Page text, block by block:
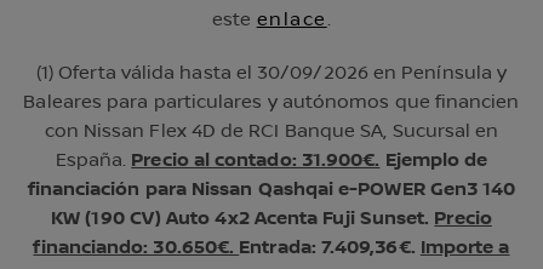
este enlace .
(1) Oferta válida hasta el 30/09/2026 en Península y
Baleares para particulares y autónomos que financien
con Nissan Flex 4D de RCI Banque SA, Sucursal en
España. Precio al contado: 31.900€. Ejemplo de
financiación para Nissan Qashqai e-POWER Gen3 140
KW (190 CV) Auto 4x2 Acenta Fuji Sunset. Precio
financiando: 30.650€. Entrada: 7.409,36€. Importe a